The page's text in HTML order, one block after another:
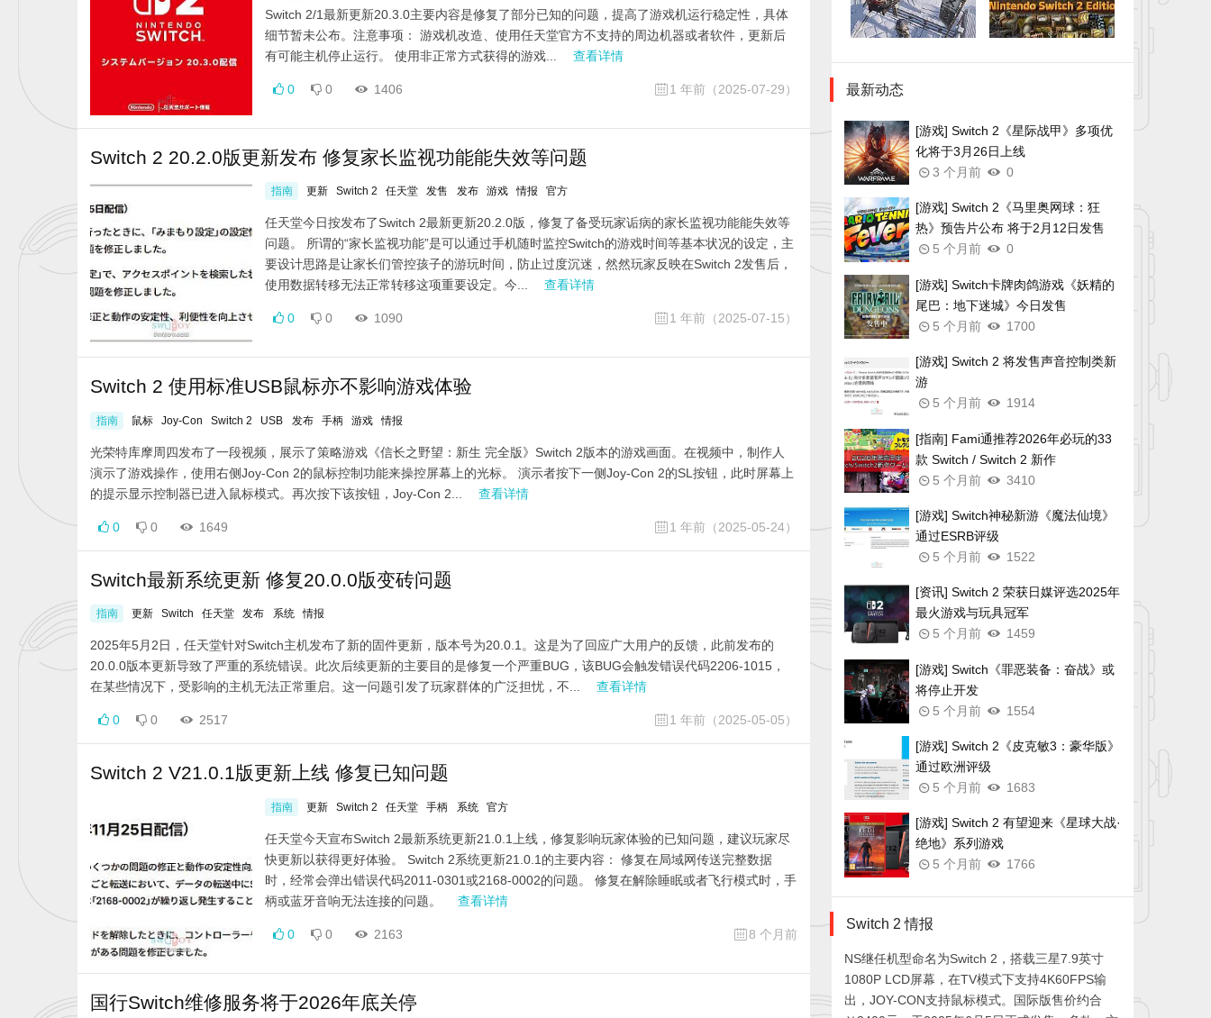
Switch 2/1最新更新20.3.0主要内容是修复了部分已知的问题，提高了游戏机运行稳定性，具体
细节暂未公布。注意事项： 游戏机改造、使用任天堂官方不支持的周边机器或者软件，更新后
有可能主机停止运行。 使用非正常方式获得的游戏...
查看详情
0 0 1406 1 年前（2025-07-29）
Switch 2 20.2.0版更新发布 修复家长监视功能能失效等问题
指南 更新 Switch 2 任天堂 发售 发布 游戏 情报 官方
任天堂今日按发布了Switch 2最新更新20.2.0版，修复了备受玩家诟病的家长监视功能能失效等
问题。 所谓的“家长监视功能”是可以通过手机随时监控Switch的游戏时间等基本状况的设定，主
要设计思路是让家长们管控孩子的游玩时间，防止过度沉迷，然然玩家反映在Switch 2发售后，
使用数据转移无法正常转移这项重要设定。今...
查看详情
0 0 1090 1 年前（2025-07-15）
Switch 2 使用标准USB鼠标亦不影响游戏体验
指南 鼠标 Joy-Con Switch 2 USB 发布 手柄 游戏 情报
光荣特库摩周四发布了一段视频，展示了策略游戏《信长之野望：新生 完全版》Switch 2版本的游戏画面。在视频中，制作人
演示了游戏操作，使用右侧Joy-Con 2的鼠标控制功能来操控屏幕上的光标。 演示者按下一侧Joy-Con 2的SL按钮，此时屏幕上
的提示显示控制器已进入鼠标模式。再次按下该按钮，Joy-Con 2...
查看详情
0 0 1649 1 年前（2025-05-24）
Switch最新系统更新 修复20.0.0版变砖问题
指南 更新 Switch 任天堂 发布 系统 情报
2025年5月2日，任天堂针对Switch主机发布了新的固件更新，版本号为20.0.1。这是为了回应广大用户的反馈，此前发布的
20.0.0版本更新导致了严重的系统错误。此次后续更新的主要目的是修复一个严重BUG，该BUG会触发错误代码2206-1015，
在某些情况下，受影响的主机无法正常重启。这一问题引发了玩家群体的广泛担忧，不...
查看详情
0 0 2517 1 年前（2025-05-05）
Switch 2 V21.0.1版更新上线 修复已知问题
指南 更新 Switch 2 任天堂 手柄 系统 官方
任天堂今天宣布Switch 2最新系统更新21.0.1上线，修复影响玩家体验的已知问题，建议玩家尽
快更新以获得更好体验。 Switch 2系统更新21.0.1的主要内容： 修复在局域网传送完整数据
时，经常会弹出错误代码2011-0301或2168-0002的问题。 修复在解除睡眠或者飞行模式时，手
柄或蓝牙音响无法连接的问题。
查看详情
0 0 2163 8 个月前
国行Switch维修服务将于2026年底关停
最新动态
[游戏] Switch 2《星际战甲》多项优
化将于3月26日上线
3 个月前
0
[游戏] Switch 2《马里奥网球：狂
热》预告片公布 将于2月12日发售
5 个月前
0
[游戏] Switch卡牌肉鸽游戏《妖精的
尾巴：地下迷城》今日发售
5 个月前
1700
[游戏] Switch 2 将发售声音控制类新
游
5 个月前
1914
[指南] Fami通推荐2026年必玩的33
款 Switch / Switch 2 新作
5 个月前
3410
[游戏] Switch神秘新游《魔法仙境》
通过ESRB评级
5 个月前
1522
[资讯] Switch 2 荣获日媒评选2025年
最火游戏与玩具冠军
5 个月前
1459
[游戏] Switch《罪恶装备：奋战》或
将停止开发
5 个月前
1554
[游戏] Switch 2《皮克敏3：豪华版》
通过欧洲评级
5 个月前
1683
[游戏] Switch 2 有望迎来《星球大战·
绝地》系列游戏
5 个月前
1766
Switch 2 情报
NS继任机型命名为Switch 2，搭载三星7.9英寸
1080P LCD屏幕，在TV模式下支持4K60FPS输
出，JOY-CON支持鼠标模式。国际版售价约合